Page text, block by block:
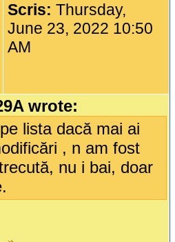
Scris:Thursday,
June 23, 2022 10:50
AM
wrote:
lista dacă mai ai
, n am fost
nu i bai, doar